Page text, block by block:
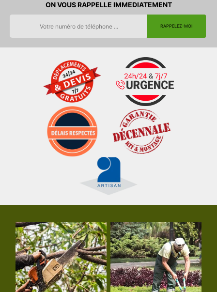
ON VOUS RAPPELLE IMMEDIATEMENT